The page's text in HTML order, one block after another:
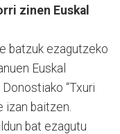
zinen Euskal
batzuk ezagutzeko
Euskal
“Txuri
izan baitzen.
bat ezagutu